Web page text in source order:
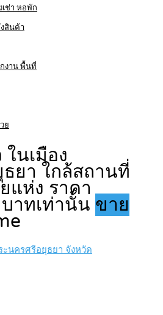
ช่า หอพัก
สินค้า
งาน พื้นที่
ย
นเมือง
ยา ใกล้สถานที่
แห่ง ราคา
าทเท่านั้น ขาย
ะนครศรีอยุธยา จังหวัด